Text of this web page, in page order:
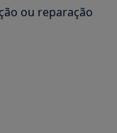
ou reparação